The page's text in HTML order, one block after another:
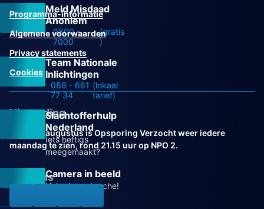
Meld Misdaad
Anoniem
0800 -
7000
(gratis
)
Team Nationale
Inlichtingen
088 - 661
77 34
(lokaal
tarief)
Slachtofferhulp
Nederland
Iets heftigs
meegemaakt?
Camera in beeld
Help de recherche!
Programma-informatie
Algemene voorwaarden
Privacy statements
Cookies
Uitzending
Vanaf 31 augustus is Opsporing Verzocht weer iedere
maandag te zien, rond 21.15 uur op NPO 2.
Volg ons